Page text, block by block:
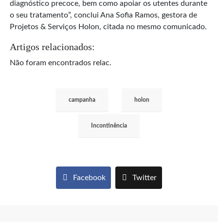
diagnóstico precoce, bem como apoiar os utentes durante
o seu tratamento”, conclui Ana Sofia Ramos, gestora de
Projetos & Serviços Holon, citada no mesmo comunicado.
Artigos relacionados:
Não foram encontrados relac.
campanha holon
Incontinência
Facebook Twitter